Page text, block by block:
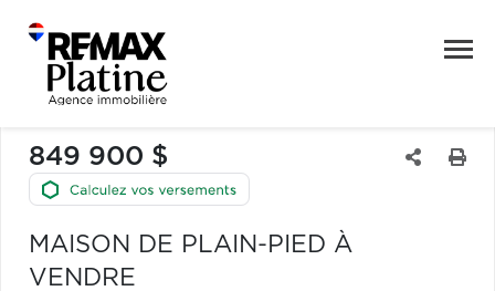
849 900 $
MAISON DE PLAIN-PIED À
VENDRE